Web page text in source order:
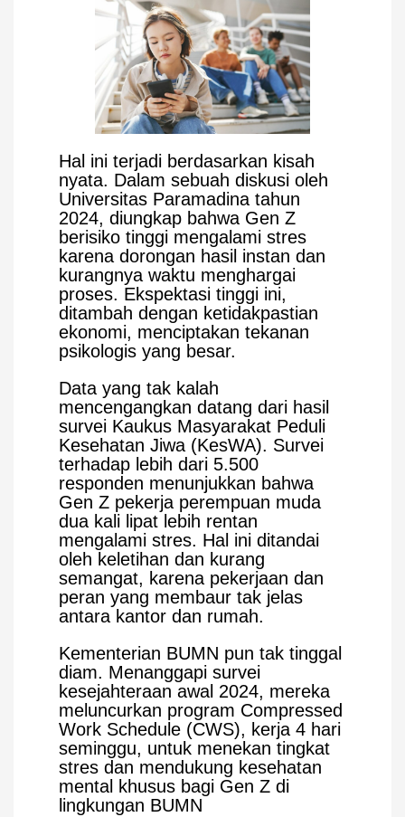
Hal ini terjadi berdasarkan kisah
nyata. Dalam sebuah diskusi oleh
Universitas Paramadina tahun
2024, diungkap bahwa Gen Z
berisiko tinggi mengalami stres
karena dorongan hasil instan dan
kurangnya waktu menghargai
proses. Ekspektasi tinggi ini,
ditambah dengan ketidakpastian
ekonomi, menciptakan tekanan
psikologis yang besar.
Data yang tak kalah
mencengangkan datang dari hasil
survei Kaukus Masyarakat Peduli
Kesehatan Jiwa (KesWA). Survei
terhadap lebih dari 5.500
responden menunjukkan bahwa
Gen Z pekerja perempuan muda
dua kali lipat lebih rentan
mengalami stres. Hal ini ditandai
oleh keletihan dan kurang
semangat, karena pekerjaan dan
peran yang membaur tak jelas
antara kantor dan rumah.
Kementerian BUMN pun tak tinggal
diam. Menanggapi survei
kesejahteraan awal 2024, mereka
meluncurkan program Compressed
Work Schedule (CWS), kerja 4 hari
seminggu, untuk menekan tingkat
stres dan mendukung kesehatan
mental khusus bagi Gen Z di
lingkungan BUMN